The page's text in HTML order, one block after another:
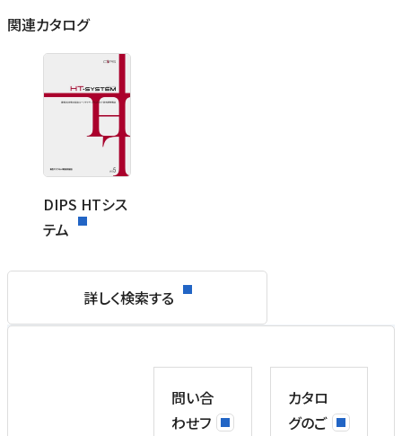
関連カタログ
DIPS HTシス
テム
詳しく検索する
問い合
わせフ
カタロ
グのご